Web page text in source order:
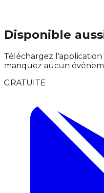
Disponible
Téléchargez
manquez aucun
GRATUITE